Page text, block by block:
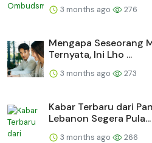
3 months ago 276
Mengapa Seseorang
Ternyata, Ini Lho ...
3 months ago 273
Kabar Terbaru dari
Lebanon Segera Pula...
3 months ago 266